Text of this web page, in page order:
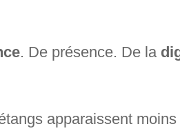
. De présence. De la
apparaissent